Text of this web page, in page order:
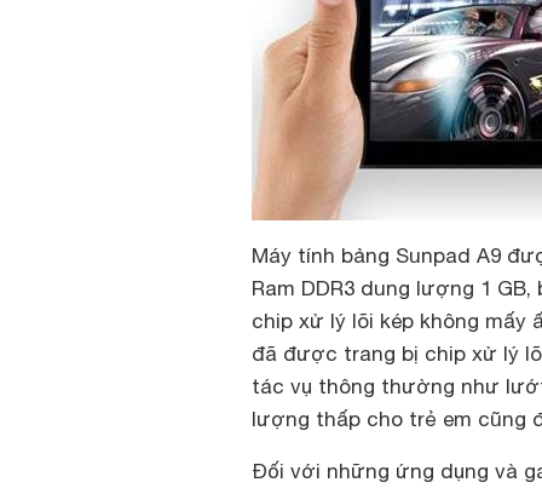
Máy tính bảng Sunpad A9
Ram DDR3 dung lượng 1
chip xử lý lõi kép không mấy
đã được trang bị chip xử lý
tác vụ thông thường như
lượng thấp cho trẻ em cũng
Đối với những ứng dụng và